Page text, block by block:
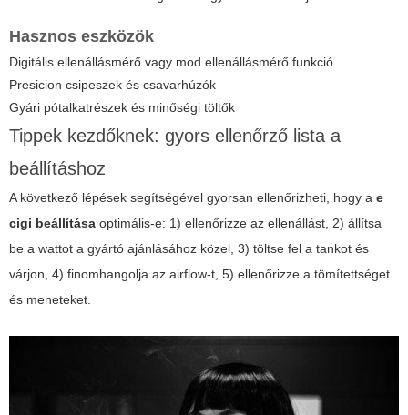
Hasznos eszközök
Digitális ellenállásmérő vagy mod ellenállásmérő funkció
Presicion csipeszek és csavarhúzók
Gyári pótalkatrészek és minőségi töltők
Tippek kezdőknek: gyors ellenőrző lista a
beállításhoz
A következő lépések segítségével gyorsan ellenőrizheti, hogy a e
cigi beállítása optimális-e: 1) ellenőrizze az ellenállást, 2) állítsa
be a wattot a gyártó ajánlásához közel, 3) töltse fel a tankot és
várjon, 4) finomhangolja az airflow-t, 5) ellenőrizze a tömítettséget
és meneteket.